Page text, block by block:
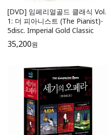
[DVD] 임페리얼골드 클래식 Vol.
1: 더 피아니스트 (The Pianist)-
5disc. Imperial Gold Classic
35,200원